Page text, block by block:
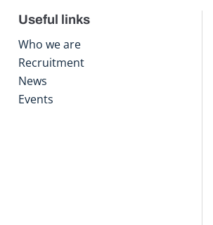
Useful links
Who we are
Recruitment
News
Events